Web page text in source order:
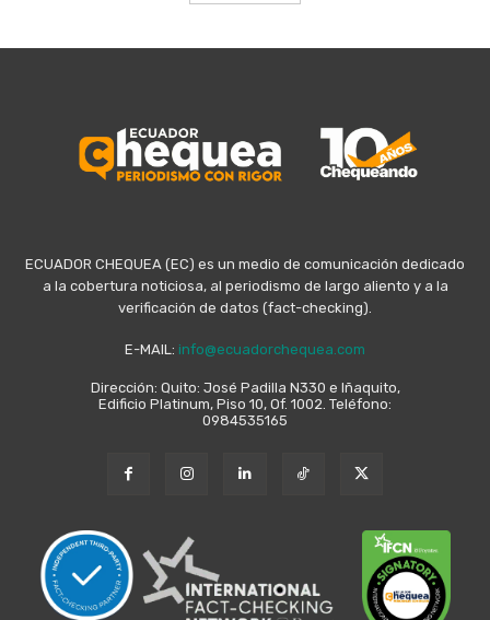
ECUADOR CHEQUEA (EC) es un medio de comunicación dedicado
a la cobertura noticiosa, al periodismo de largo aliento y a la
verificación de datos (fact-checking).
E-MAIL: info@ecuadorchequea.com
Dirección: Quito: José Padilla N330 e Iñaquito,
Edificio Platinum, Piso 10, Of. 1002. Teléfono:
0984535165